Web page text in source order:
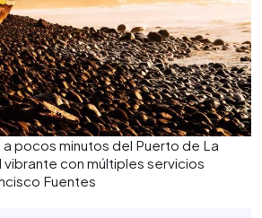
a pocos minutos del Puerto de La
con múltiples servicios
Fuentes